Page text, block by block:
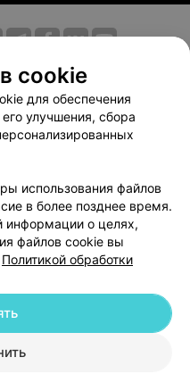
Размещение рекламы
Публичный договор
Способы оплаты
Партнеры
cookie
данных
cookie
для обеспечения
улучшения, сбора
использования файлов
в более позднее время.
информации о целях,
файлов cookie вы
Политикой обработки